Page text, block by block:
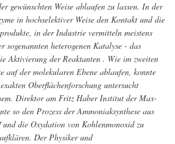
gewünschten Weise ablaufen zu lassen. In der
in hochselektiver Weise den Kontakt und die
in der Industrie vermitteln meistens
heterogenen Katalyse - das
Aktivierung der Reaktanten . Wie im zweiten
auf der molekularen Ebene ablaufen, konnte
Oberflächenforschung untersucht
Direktor am Fritz Haber Institut der Max-
so den Prozess der Ammoniaksynthese aus
und die Oxydation von Kohlenmonoxid zu
Der Physiker und